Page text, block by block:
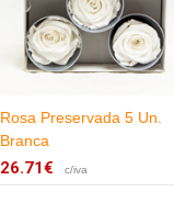
Rosa Preservada 5 Un.
Branca
26.71€ c/iva